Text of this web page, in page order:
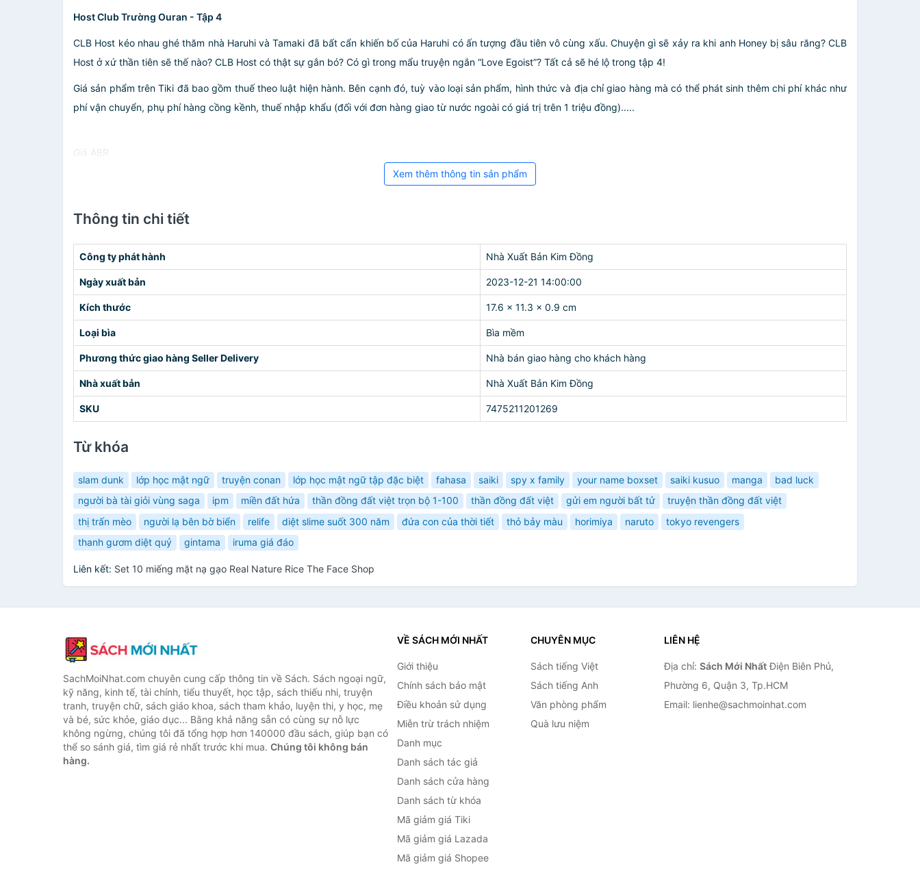
Host Club Trường Ouran - Tập 4
CLB Host kéo nhau ghé thăm nhà Haruhi và Tamaki đã bất cẩn khiến bố của Haruhi có ấn tượng đầu tiên vô cùng xấu. Chuyện gì sẽ xảy ra khi anh Honey bị sâu răng? CLB
Host ở xứ thần tiên sẽ thế nào? CLB Host có thật sự gắn bó? Có gì trong mẩu truyện ngắn “Love Egoist”? Tất cả sẽ hé lộ trong tập 4!
Giá sản phẩm trên Tiki đã bao gồm thuế theo luật hiện hành. Bên cạnh đó, tuỳ vào loại sản phẩm, hình thức và địa chỉ giao hàng mà có thể phát sinh thêm chi phí khác như
phí vận chuyển, phụ phí hàng cồng kềnh, thuế nhập khẩu (đối với đơn hàng giao từ nước ngoài có giá trị trên 1 triệu đồng).....
Giá ABR
Xem thêm thông tin sản phẩm
Thông tin chi tiết
Công ty phát hành Nhà Xuất Bản Kim Đồng
Ngày xuất bản 2023-12-21 14:00:00
Kích thước 17.6 x 11.3 x 0.9 cm
Loại bìa Bìa mềm
Phương thức giao hàng Seller Delivery Nhà bán giao hàng cho khách hàng
Nhà xuất bản Nhà Xuất Bản Kim Đồng
SKU 7475211201269
Từ khóa
slam dunk lớp học mật ngữ truyện conan lớp học mật ngữ tập đặc biệt fahasa saiki spy x family your name boxset saiki kusuo manga
bad luck
người bà tài giỏi vùng saga
ipm miền đất hứa thần đồng đất việt trọn bộ 1-100 thần đồng đất việt gửi em người bất tử
truyện thần đồng đất việt
thị trấn mèo
người lạ bên bờ biển relife diệt slime suốt 300 năm đứa con của thời tiết thỏ bảy màu horimiya naruto
tokyo revengers
thanh gươm diệt quỷ
gintama iruma giá đáo
Liên kết: Set 10 miếng mặt nạ gạo Real Nature Rice The Face Shop
SachMoiNhat.com chuyên cung cấp thông tin về Sách. Sách ngoại ngữ,
kỹ năng, kinh tế, tài chính, tiểu thuyết, học tập, sách thiếu nhi, truyện
tranh, truyện chữ, sách giáo khoa, sách tham khảo, luyện thi, y học, mẹ
và bé, sức khỏe, giáo dục... Bằng khả năng sẵn có cùng sự nỗ lực
không ngừng, chúng tôi đã tổng hợp hơn 140000 đầu sách, giúp bạn có
thể so sánh giá, tìm giá rẻ nhất trước khi mua. Chúng tôi không bán
hàng.
VỀ SÁCH MỚI NHẤT
Giới thiệu
Chính sách bảo mật
Điều khoản sử dụng
Miễn trừ trách nhiệm
Danh mục
Danh sách tác giả
Danh sách cửa hàng
Danh sách từ khóa
Mã giảm giá Tiki
Mã giảm giá Lazada
Mã giảm giá Shopee
CHUYÊN MỤC
Sách tiếng Việt
Sách tiếng Anh
Văn phòng phẩm
Quà lưu niệm
LIÊN HỆ
Địa chỉ: Sách Mới NhấtĐiện Biên Phủ,
Phường 6, Quận 3, Tp.HCM
Email: lienhe@sachmoinhat.com